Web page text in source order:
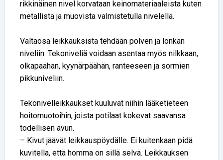
rikkinäinen nivel korvataan keinomateriaaleista kuten
metallista ja muovista valmistetulla nivelellä.
Valtaosa leikkauksista tehdään polven ja lonkan
niveliin. Tekoniveliä voidaan asentaa myös nilkkaan,
olkapäähän, kyynärpäähän, ranteeseen ja sormien
pikkuniveliin.
Tekonivelleikkaukset kuuluvat niihin lääketieteen
hoitomuotoihin, joista potilaat kokevat saavansa
todellisen avun.
– Kivut jäävät leikkauspöydälle. Ei kuitenkaan pidä
kuvitella, että homma on sillä selvä. Leikkauksen